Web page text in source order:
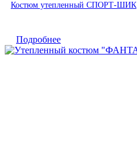
Костюм утепленный СПОРТ-ШИК
Подробнее